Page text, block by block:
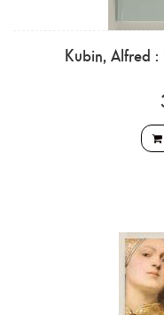
Kubin, Alfred